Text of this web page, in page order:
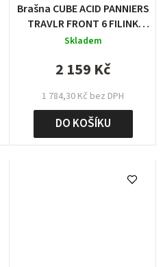
Brašna CUBE ACID PANNIERS
TRAVLR FRONT 6 FILINK
flame´n´black
Skladem
1 784,30 Kč bez DPH
2 159 Kč
DO KOŠÍKU